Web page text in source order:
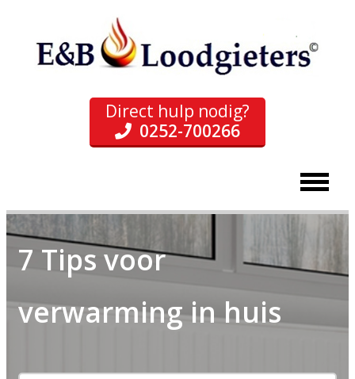
Direct hulp nodig?
0252-700266
7 Tips voor
verwarming in huis